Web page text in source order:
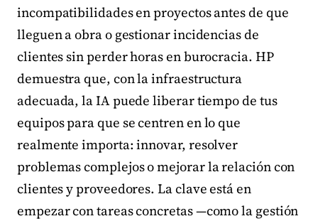
incompatibilidades en proyectos antes de que
lleguen a obra o gestionar incidencias de
clientes sin perder horas en burocracia. HP
demuestra que, con la infraestructura
adecuada, la IA puede liberar tiempo de tus
equipos para que se centren en lo que
realmente importa: innovar, resolver
problemas complejos o mejorar la relación con
clientes y proveedores. La clave está en
empezar con tareas concretas —como la gestión